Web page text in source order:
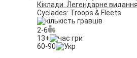
Кіклади. Легендарне
Cyclades: Troops & Fleets
2-6
13+
60-90